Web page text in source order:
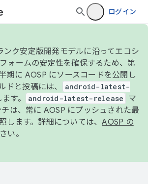
ログイン
ンク安定版開発モデルに沿ってエコシ
ォームの安定性を確保するため、第
期に AOSP にソースコードを公開し
ドと投稿には、
android-latest-
す。 android-latest-release
マ
は、常に AOSP にプッシュされた最
します。詳細については、AOSP の
い。